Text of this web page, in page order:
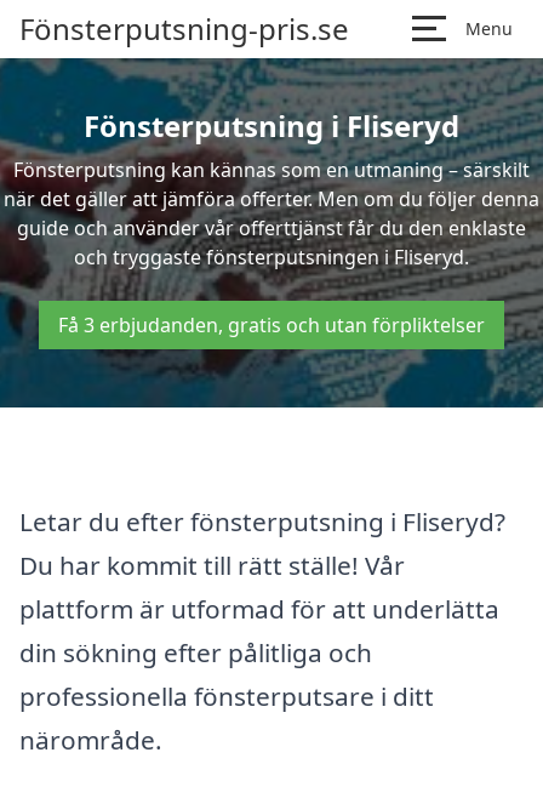
Fönsterputsning-pris.se Menu
Fönsterputsning i Fliseryd
Fönsterputsning kan kännas som en utmaning – särskilt
när det gäller att jämföra offerter. Men om du följer denna
guide och använder vår offerttjänst får du den enklaste
och tryggaste fönsterputsningen i Fliseryd.
Få 3 erbjudanden, gratis och utan förpliktelser
Letar du efter fönsterputsning i Fliseryd?
Du har kommit till rätt ställe! Vår
plattform är utformad för att underlätta
din sökning efter pålitliga och
professionella fönsterputsare i ditt
närområde.